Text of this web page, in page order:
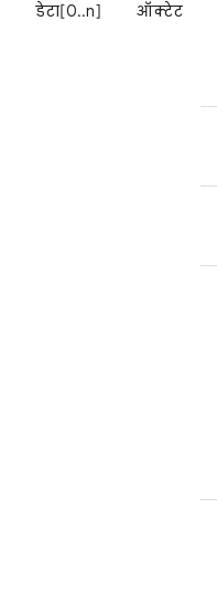
डेटा[0..n]
ऑक्टेट